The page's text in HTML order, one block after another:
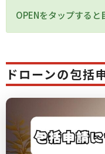
包括申請
包括申請が不
2.包括申請の申
はじめに包括
OPENをタップすると
ドローンの包括